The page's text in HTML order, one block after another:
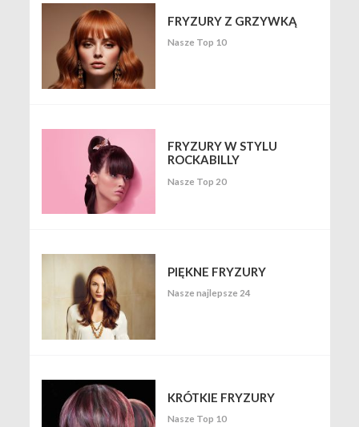
FRYZURY Z GRZYWKĄ
Nasze Top 10
FRYZURY W STYLU
ROCKABILLY
Nasze Top 20
PIĘKNE FRYZURY
Nasze najlepsze 24
KRÓTKIE FRYZURY
Nasze Top 10